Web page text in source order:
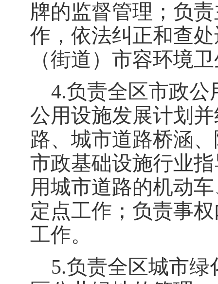
牌的监督管理；负
作，依法纠正和查
（街道）市容环境
4.负责全区市政公
公用设施发展计划
路、城市道路桥涵
市政基础设施行业
用城市道路的机动
定点工作；负责事
工作。
5.负责全区城市绿